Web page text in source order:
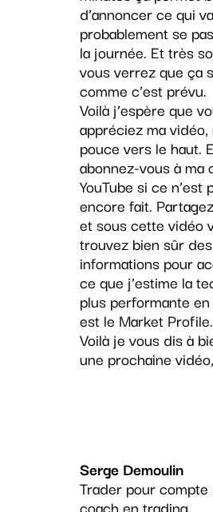
d’annoncer ce qui va
probablement se
la journée. Et très
vous verrez que ça
comme c’est prévu.
Voilà j’espère que
appréciez ma
pouce vers le haut.
abonnez-vous à ma
YouTube si ce n’est
encore fait.
et sous cette vidéo
trouvez bien sûr des
informations pour
ce que j’estime la
plus performante
est le Market Profile.
Voilà je vous dis à
une prochaine
Serge Demoulin
Trader pour